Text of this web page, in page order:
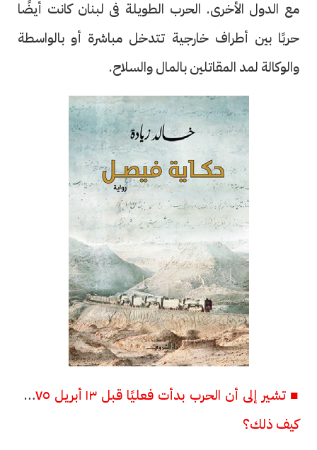
مع الدول الأخرى. الحرب الطويلة فى لبنان كانت أيضًا
حربًا بين أطراف خارجية تتدخل مباشرة أو بالواسطة
والوكالة لمد المقاتلين بالمال والسلاح.
كيف ذلك؟